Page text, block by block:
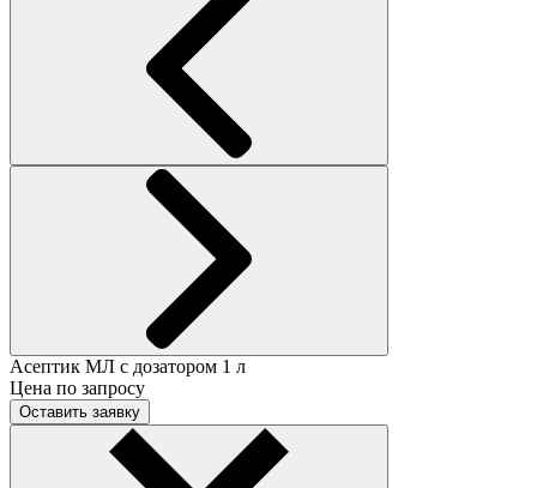
Асептик МЛ с дозатором 1 л
Цена по запросу
Оставить заявку